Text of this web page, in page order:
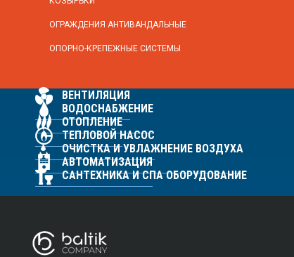
ОГРАЖДЕНИЯ АНТИВАНДАЛЬНЫЕ
ОПОРНО-КРЕПЕЖНЫЕ СИСТЕМЫ
ВЕНТИЛЯЦИЯ
ВОДОСНАБЖЕНИЕ
ОТОПЛЕНИЕ
ТЕПЛОВОЙ НАСОС
ОЧИСТКА И УВЛАЖНЕНИЕ ВОЗДУХА
АВТОМАТИЗАЦИЯ
САНТЕХНИКА И СПА ОБОРУДОВАНИЕ